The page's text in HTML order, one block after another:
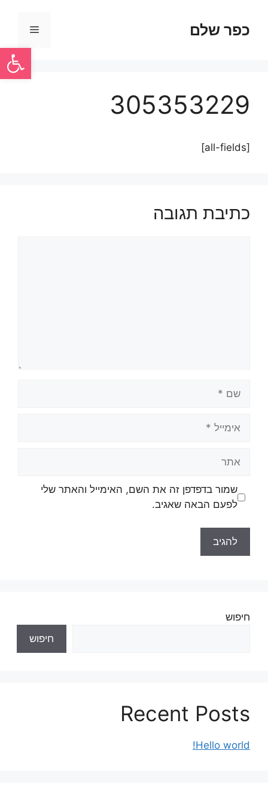
פתח
כפר שלם
305353229
[all-fields]
כתיבת תגובה
שמור בדפדפן זה את השם, האימייל והאתר שלי
לפעם הבאה שאגיב.
חיפוש
חיפוש
Recent Posts
Hello world!